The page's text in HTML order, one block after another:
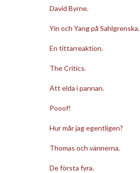
David Byrne.
Yin och Yang på Sahlgrenska.
En tittarreaktion.
The Critics.
Att elda i pannan.
Pooof!
Hur mår jag egentligen?
Thomas och vännerna.
De första fyra.